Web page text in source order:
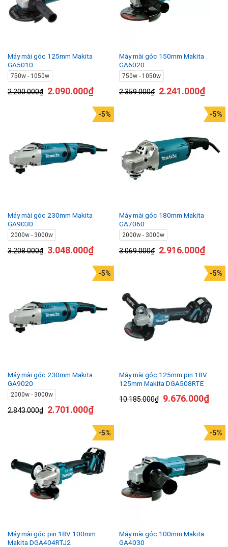
Máy mài góc 125mm Makita
GA5010
750w - 1050w
2.200.000₫ 2.090.000₫
Máy mài góc 150mm Makita
GA6020
750w - 1050w
2.359.000₫ 2.241.000₫
Máy mài góc 230mm Makita
GA9030
2000w - 3000w
3.208.000₫
-5%
3.048.000₫
Máy mài góc 180mm Makita
GA7060
2000w - 3000w
3.069.000₫
-5%
2.916.000₫
Máy mài góc 230mm Makita
GA9020
2000w - 3000w
2.843.000₫
-5%
2.701.000₫
Máy mài góc 125mm pin 18V
125mm Makita DGA508RTE
10.185.000₫
-5%
9.676.000₫
Máy mài góc pin 18V 100mm
Makita DGA404RTJ2
-5%
Máy mài góc 100mm Makita
GA4030
-5%